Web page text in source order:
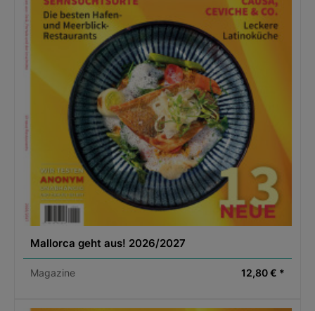
Mallorca geht aus! 2026/2027
Magazine 12,80 € *